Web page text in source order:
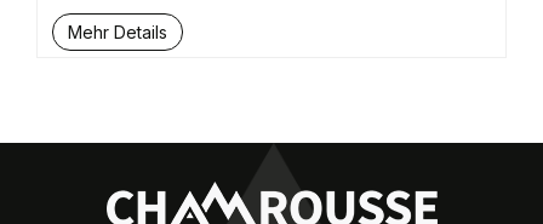
Mehr Details